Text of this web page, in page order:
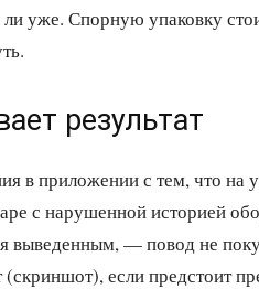
уже. Спорную упаковку
результат
в приложении с тем, что на
с нарушенной историей
выведенным, — повод не
если предстоит